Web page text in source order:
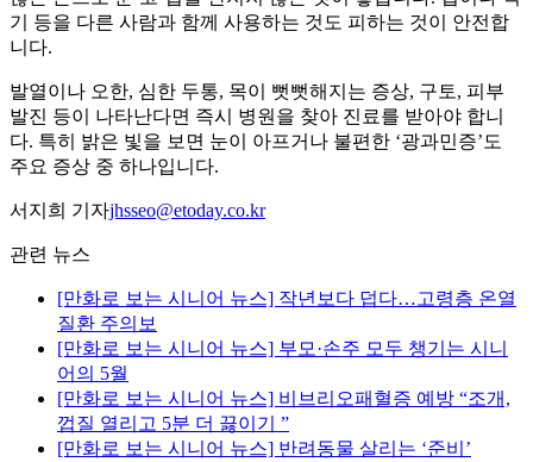
기 등을 다른 사람과 함께 사용하는 것도 피하는 것이 안전합
니다.
발열이나 오한, 심한 두통, 목이 뻣뻣해지는 증상, 구토, 피부
발진 등이 나타난다면 즉시 병원을 찾아 진료를 받아야 합니
다. 특히 밝은 빛을 보면 눈이 아프거나 불편한 ‘광과민증’도
주요 증상 중 하나입니다.
서지희 기자jhsseo@etoday.co.kr
관련 뉴스
[만화로 보는 시니어 뉴스] 작년보다 덥다…고령층 온열
질환 주의보
[만화로 보는 시니어 뉴스] 부모·손주 모두 챙기는 시니
어의 5월
[만화로 보는 시니어 뉴스] 비브리오패혈증 예방 “조개,
껍질 열리고 5분 더 끓이기 ”
[만화로 보는 시니어 뉴스] 반려동물 살리는 ‘준비’